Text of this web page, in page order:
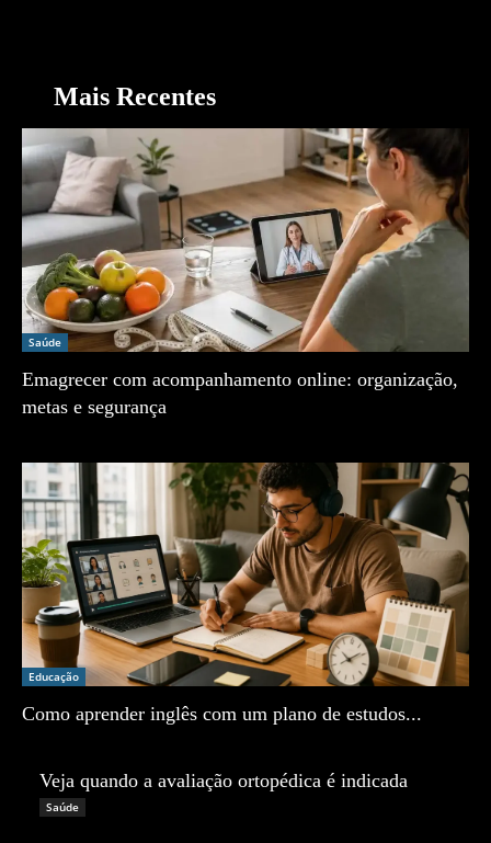
Mais Recentes
Saúde
Emagrecer com acompanhamento online: organização,
metas e segurança
Educação
Como aprender inglês com um plano de estudos...
Veja quando a avaliação ortopédica é indicada
Saúde